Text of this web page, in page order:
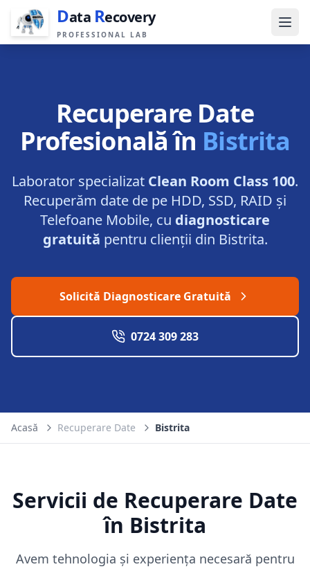
Data Recovery
PROFESSIONAL LAB
Recuperare Date
Profesională în Bistrita
Laborator specializat Clean Room Class 100.
Recuperăm date de pe HDD, SSD, RAID și
Telefoane Mobile, cu diagnosticare
gratuită pentru clienții din Bistrita.
Solicită Diagnosticare Gratuită
0724 309 283
Acasă Recuperare Date Bistrita
Servicii de Recuperare Date
în Bistrita
Avem tehnologia și experiența necesară pentru